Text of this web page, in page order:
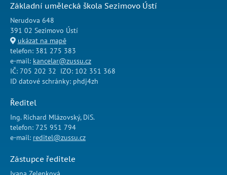
Základní umělecká škola Sezimovo Ústí
Nerudova 648
391 02 Sezimovo Ústí
ukázat na mapě
telefon: 381 275 383
e-mail: kancelar@zussu.cz
IČ: 705 202 32 IZO: 102 351 368
ID datové schránky: phdj4zh
Ředitel
Ing. Richard Mlázovský, DiS.
telefon: 725 951 794
e-mail: reditel@zussu.cz
Zástupce ředitele